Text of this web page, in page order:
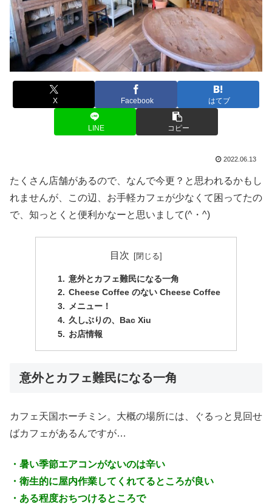
X Facebook はてブ
LINE コピー
2022.06.13
たくさん店舗があるので、なんで今更？と思われるかもし
れませんが、この辺、お手軽カフェが少なくて困ってたの
で、知っとくと便利かなーと思いまして(^・^)
目次
意外とカフェ難民になる一角
Cheese Coffee のない Cheese Coffee
メニュー！
久しぶりの、Bac Xiu
お店情報
意外とカフェ難民になる一角
カフェ天国ホーチミン。大概の場所には、ぐるっと見回せ
ばカフェがあるんですが…
・暑い季節エアコンがないのは辛い
・衛生的に屋内作業してくれてるところが良い
・ある程度おちつけるところで